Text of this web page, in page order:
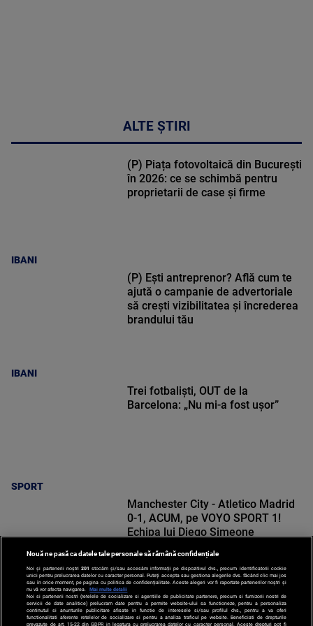
ALTE ȘTIRI
IBANI
(P) Piața fotovoltaică din București
în 2026: ce se schimbă pentru
proprietarii de case și firme
IBANI
(P) Ești antreprenor? Află cum te
ajută o campanie de advertoriale
să crești vizibilitatea și încrederea
brandului tău
SPORT
Trei fotbaliști, OUT de la
Barcelona: „Nu mi-a fost ușor”
SPORT
Manchester City - Atletico Madrid
0-1, ACUM, pe VOYO SPORT 1!
Echipa lui Diego Simeone
Nouă ne pasă ca datele tale personale să rămână confidențiale
Noi și partenerii noștri 201 stocăm și/sau accesăm informații pe dispozitivul dvs., precum identificatorii cookie
unici pentru prelucrarea datelor cu caracter personal. Puteți accepta sau gestiona alegerile dvs. făcând clic mai jos
sau în orice moment, pe pagina cu politica de confidențialitate. Aceste alegeri vor fi raportate partenerilor noștri și
nu vă vor afecta navigarea.
Mai multe detalii
Noi si partenerii nostri (retelele de socializare si agentiile de publicitate partenere, precum si furnizorii nostri de
servicii de date analitice) prelucram date pentru a permite website-ului sa functioneze, pentru a personaliza
continutul si anunturile publicitare afisate in functie de interesele si/sau profilul dvs., pentru a va oferi
functionalitati aferente retelelor de socializare si pentru a analiza traficul pe website. Beneficiati de drepturile
prevazute de art. 15-22 din GDPR in legatura cu prelucrarea datelor cu caracter personal. Aceste drepturi pot fi